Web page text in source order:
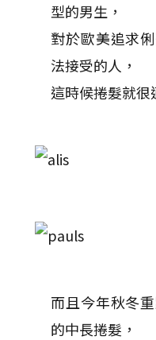
型的男生，
對於歐美追求
法接受的人，
這時候捲髮就很
而且今年秋冬
的中長捲髮，